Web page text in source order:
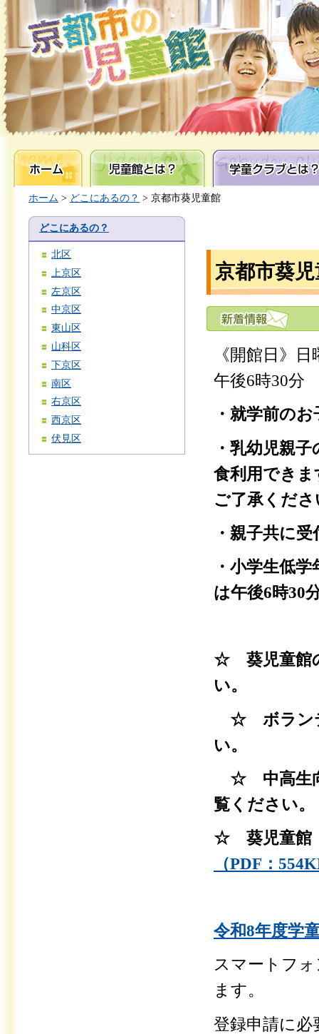
ホーム 児童館とは？ 学童クラブとは？
ホーム > どこにあるの？ > 京都市葵児童館
どこにあるの？
北区
上京区
左京区
中京区
東山区
山科区
下京区
南区
右京区
西京区
伏見区
京都市葵
《開館日》
午後6時30分
・就学前の
・乳幼児親
食利用できま
ご了承くださ
・親子共に
・小学生低
は午後6時30
☆ 葵児童館
い。
☆ ボランテ
い。
☆ 中高生向
覧ください。
☆ 葵児童館
（PDF：
令和8年度学
スマートフ
ます。
登録申請に必